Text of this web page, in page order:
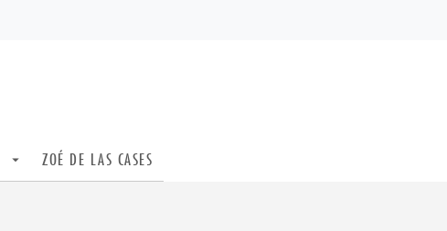
arrow_drop_down ZOÉ DE LAS CASES